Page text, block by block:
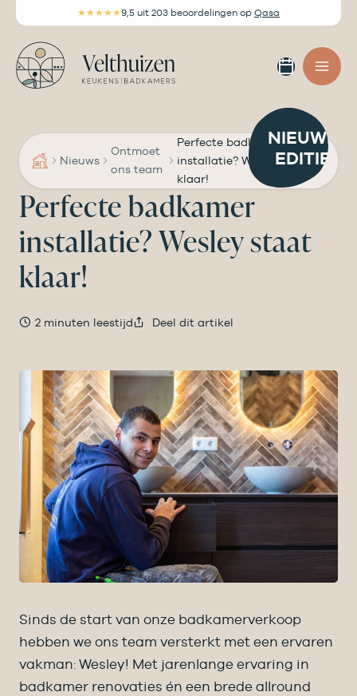
inhoud
★★★★★9,5 uit 203 beoordelingen op Qasa
maken
Nieuws
Ontmoet
ons team
Perfecte badkamer
installatie? Wesley staat
klaar!
Perfecte badkamer
installatie? Wesley staat
klaar!
2 minuten leestijd Deel dit artikel
Sinds de start van onze badkamerverkoop
hebben we ons team versterkt met een ervaren
vakman: Wesley! Met jarenlange ervaring in
badkamer renovaties én een brede allround
NIEUWE
EDITIE